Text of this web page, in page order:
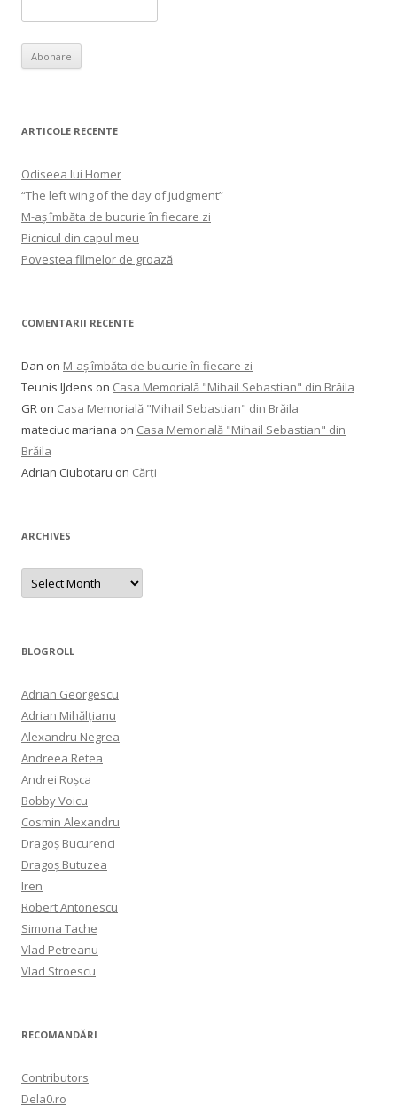
ARTICOLE RECENTE
Odiseea lui Homer
“The left wing of the day of judgment”
M-aș îmbăta de bucurie în fiecare zi
Picnicul din capul meu
Povestea filmelor de groază
COMENTARII RECENTE
Dan on M-aș îmbăta de bucurie în fiecare zi
Teunis IJdens on Casa Memorială "Mihail Sebastian" din Brăila
GR on Casa Memorială "Mihail Sebastian" din Brăila
mateciuc mariana on Casa Memorială "Mihail Sebastian" din
Brăila
Adrian Ciubotaru on Cărți
ARCHIVES
Archives
BLOGROLL
Adrian Georgescu
Adrian Mihălțianu
Alexandru Negrea
Andreea Retea
Andrei Roșca
Bobby Voicu
Cosmin Alexandru
Dragoș Bucurenci
Dragoș Butuzea
Iren
Robert Antonescu
Simona Tache
Vlad Petreanu
Vlad Stroescu
RECOMANDĂRI
Contributors
Dela0.ro